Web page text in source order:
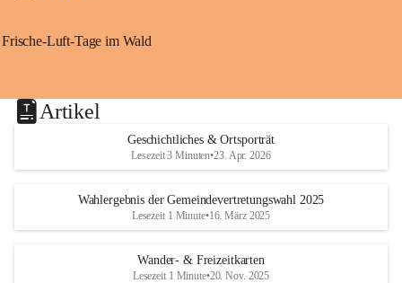
Frische-Luft-Tage im Wald
Artikel
Geschichtliches & Ortsporträt
Lesezeit 3 Minuten•23. Apr. 2026
Wahlergebnis der Gemeindevertretungswahl 2025
Lesezeit 1 Minute•16. März 2025
Wander- & Freizeitkarten
Lesezeit 1 Minute•20. Nov. 2025